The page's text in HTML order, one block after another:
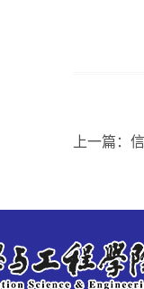
上一篇：